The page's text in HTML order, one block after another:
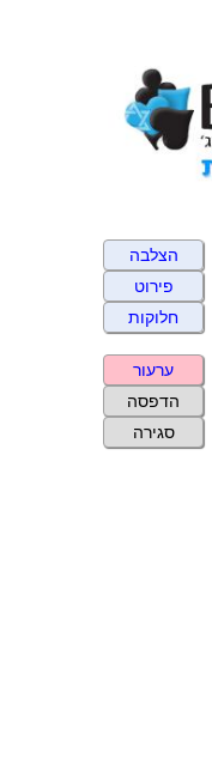
הצלבה
פירוט
חלוקות
ערעור
הדפסה
סגירה